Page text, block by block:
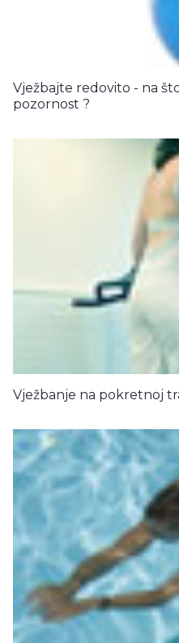
Vježbajte redovito - na
pozornost ?
Vježbanje na pokretnoj